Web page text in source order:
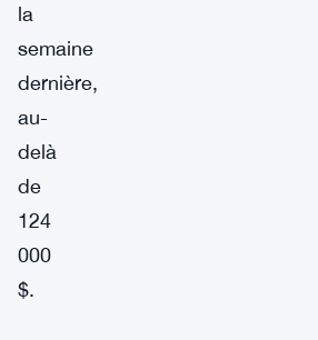
la
semaine
dernière,
au-
delà
de
124
000
$.